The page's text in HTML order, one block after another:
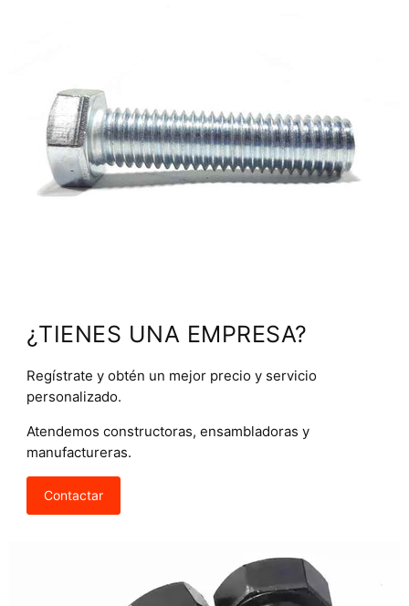
¿TIENES UNA EMPRESA?
Regístrate y obtén un mejor precio y servicio
personalizado.
Atendemos constructoras, ensambladoras y
manufactureras.
Contactar